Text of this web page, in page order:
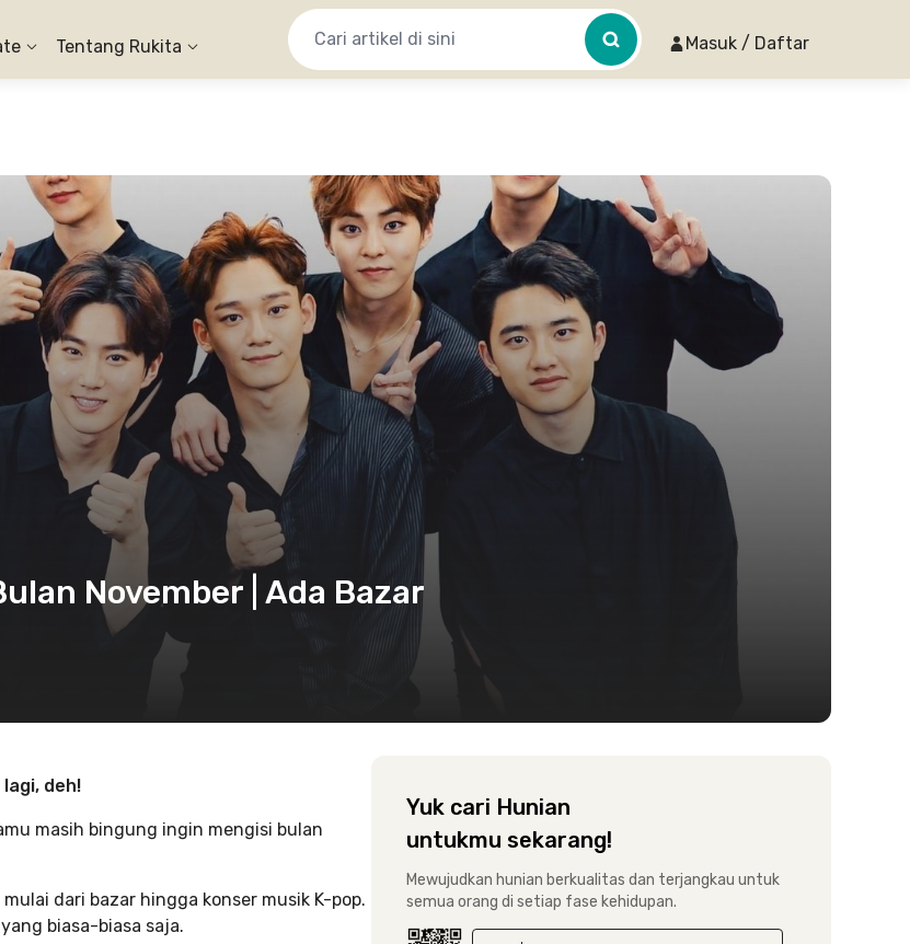
Tentang Rukita Masuk / Daftar
November | Ada Bazar
deh!
masih bingung ingin mengisi bulan
dari bazar hingga konser musik K-pop.
biasa-biasa saja.
Yuk cari Hunian
untukmu sekarang!
Mewujudkan hunian berkualitas dan terjangkau untuk
semua orang di setiap fase kehidupan.